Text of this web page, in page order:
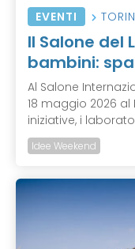
EVENTI
Il Salone del
bambini:
Al Salone
18 maggio 2026
iniziative, i
Idee Weekend